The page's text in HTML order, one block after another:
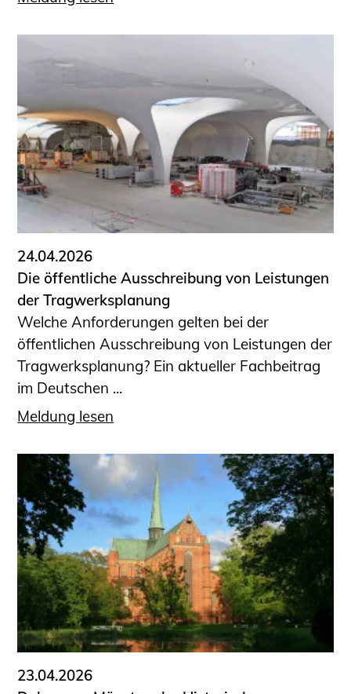
24.04.2026
Die öffentliche Ausschreibung von Leistungen
der Tragwerksplanung
Welche Anforderungen gelten bei der
öffentlichen Ausschreibung von Leistungen der
Tragwerksplanung? Ein aktueller Fachbeitrag
im Deutschen ...
Meldung lesen
23.04.2026